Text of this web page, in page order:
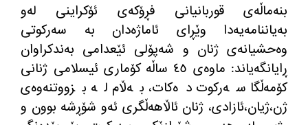
بنه‌ماڵه‌ی قوربانیانی فڕۆكه‌ی ئۆكراینی له‌و
به‌یاننامه‌یه‌دا وێڕای ئاماژه‌دان‌ به‌ سه‌ركوتی
وه‌حشیانه‌ی ژنان و شه‌پۆلی ئێعدامی به‌ندكراوان
ڕایانگه‌یاند:‌ ماوه‌ی ٤٥ ساڵه‌ كۆماری ئیسلامی ژنانی
كۆمه‌ڵگا سه‌ركوت ده‌كات، به‌ڵام له‌ بزووتنه‌وه‌ی
ژن،ژیان،ئازادی، ژنان ئاڵاهه‌ڵگری ئه‌و شۆڕشه‌ بوون و